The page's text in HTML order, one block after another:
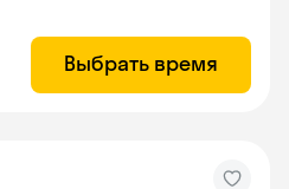
Выбрать время